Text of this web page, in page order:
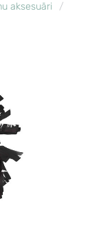
aksesuāri